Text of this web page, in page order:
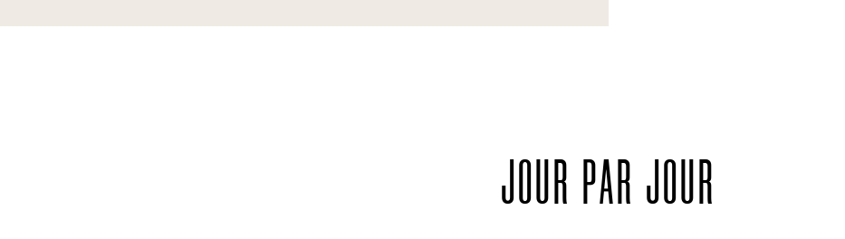
JOUR PAR JOUR